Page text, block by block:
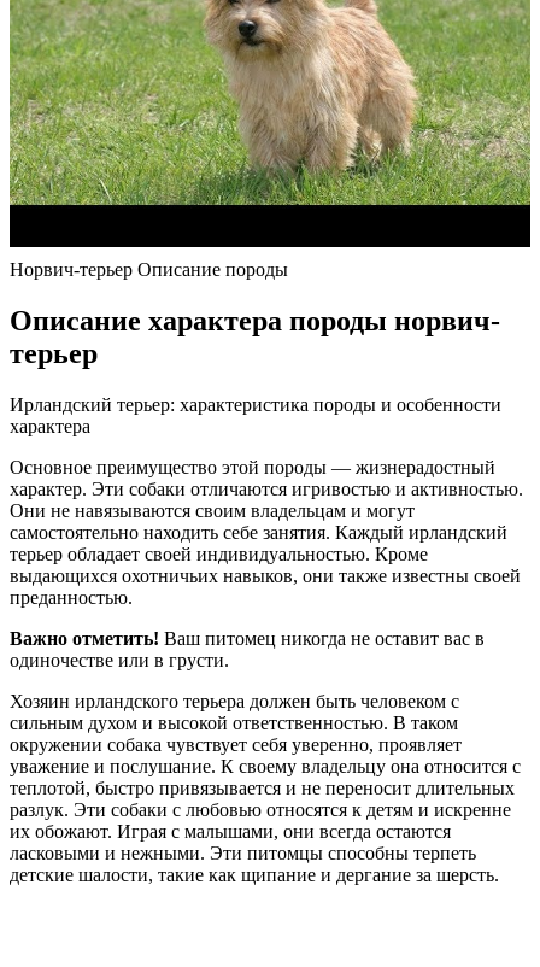
Норвич-терьер Описание породы
Описание характера породы норвич-
терьер
Ирландский терьер: характеристика породы и особенности
характера
Основное преимущество этой породы — жизнерадостный
характер. Эти собаки отличаются игривостью и активностью.
Они не навязываются своим владельцам и могут
самостоятельно находить себе занятия. Каждый ирландский
терьер обладает своей индивидуальностью. Кроме
выдающихся охотничьих навыков, они также известны своей
преданностью.
Важно отметить! Ваш питомец никогда не оставит вас в
одиночестве или в грусти.
Хозяин ирландского терьера должен быть человеком с
сильным духом и высокой ответственностью. В таком
окружении собака чувствует себя уверенно, проявляет
уважение и послушание. К своему владельцу она относится с
теплотой, быстро привязывается и не переносит длительных
разлук. Эти собаки с любовью относятся к детям и искренне
их обожают. Играя с малышами, они всегда остаются
ласковыми и нежными. Эти питомцы способны терпеть
детские шалости, такие как щипание и дергание за шерсть.